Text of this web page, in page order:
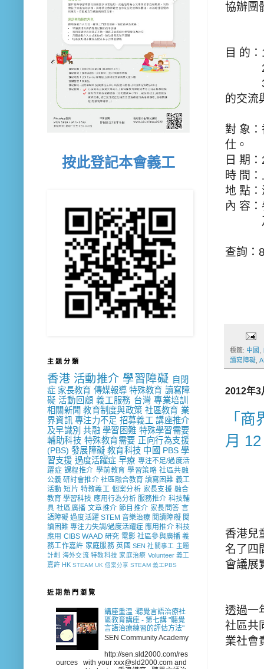
協辦團
目 的：
的交流
對 象
仕。
日 期
時 間
地 點
內 容
查詢：
標籤: 中國
讀寫障礙
2012年3
「
月
香港兒
名了四
會議展
透過一
社區共
業社會
按此登記本會義工
主 題 分 類
香港 活動推介 學習障礙 自閉
症 家長教育 傳媒報導 特殊教育 讀寫障
礙 活動回顧 義工服務 台灣 專業培訓
相關新聞 教育制度與政策 社區教育 業
界資訊 專注力不足 招募義工 講座推介
及早識別 共融 學習困難 特殊學習需要
輔助科技 特殊教育需要 正向行為支援
(PBS) 發展障礙 教育科技 中國 PBS 學
習支援 過度活躍症 早療 專注不足/過度活
躍症 課程推介 學前教育 學習策略 社區共融
公義 研討會推介 社區融合教育 讀寫困難 義工
活動 短片 特教義工 個案分析 家長支援 融合
教育 學習科技 應用行為分析 服務推介 科技輔
具 社區廣播 文章推介 節目推介 家長問答 言
語障礙 過度活躍 STEM 音樂治療 閱讀障礙 閱
讀困難 專注力失調/過度活躍症 應用推介 科技
應用 CIBS WAAD 研究 電影 社區參與廣播 義
務工作嘉許 家庭服務 英國 SEN 社關事工 主題
計劃 海外交流 特教科技 家庭治療 Volunteer 義工
嘉許 HK STEAM UK 個案分享 STEAM 義工PBS
近 期 熱 門 瀏 覽
講座重温 :聽覺言語治療社
區教育講座 - 第七講 "聽覺
言語治療練習的評估方法"
SEN Community Academy
http://sen.sld2000.com/res
ources with your xxx@sld2000.com and